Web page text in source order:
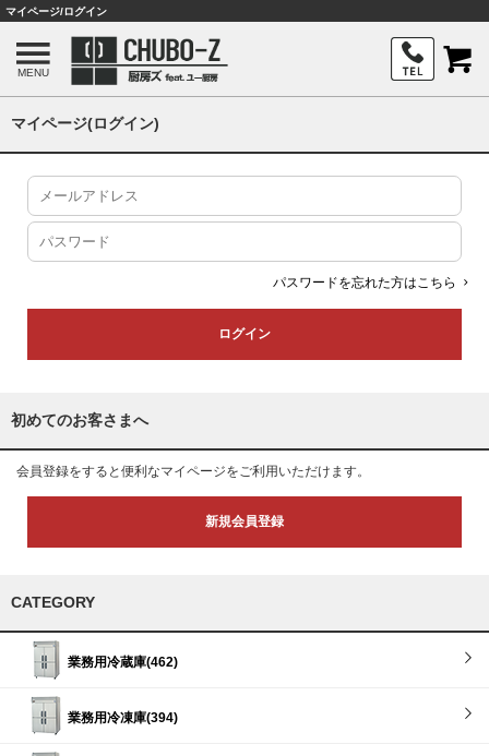
マイページ/ログイン
MENU
マイページ(ログイン)
パスワードを忘れた方はこちら
初めてのお客さまへ
会員登録をすると便利なマイページをご利用いただけます。
新規会員登録
CATEGORY
業務用冷蔵庫(462)
業務用冷凍庫(394)